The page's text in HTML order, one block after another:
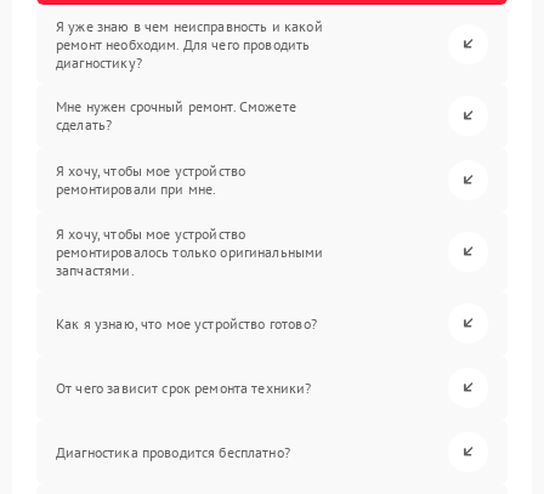
Я уже знаю в чем неисправность и какой
ремонт необходим. Для чего проводить
диагностику?
Мне нужен срочный ремонт. Сможете
сделать?
Я хочу, чтобы мое устройство
ремонтировали при мне.
Я хочу, чтобы мое устройство
ремонтировалось только оригинальными
запчастями.
Как я узнаю, что мое устройство готово?
От чего зависит срок ремонта техники?
Диагностика проводится бесплатно?